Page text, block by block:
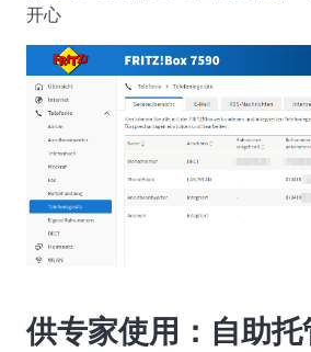
开心
供专家使用：自助托